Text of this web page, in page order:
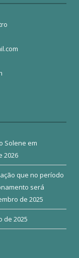
Solene em
2026
que no período
será
de 2025
de 2025